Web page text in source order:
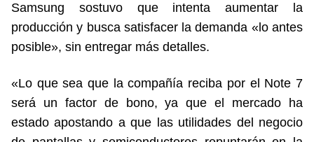
Samsung sostuvo que intenta aumentar la
producción y busca satisfacer la demanda «lo antes
posible», sin entregar más detalles.
«Lo que sea que la compañía reciba por el Note 7
será un factor de bono, ya que el mercado ha
estado apostando a que las utilidades del negocio